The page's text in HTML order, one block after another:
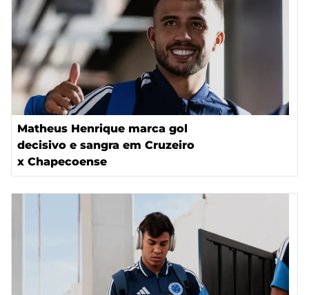
Matheus Henrique marca gol
decisivo e sangra em Cruzeiro
x Chapecoense